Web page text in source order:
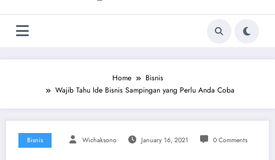
Home
Bisnis
Wajib Tahu Ide Bisnis Sampingan yang Perlu Anda Coba
Bisnis Wichaksono January 16, 2021 0 Comments